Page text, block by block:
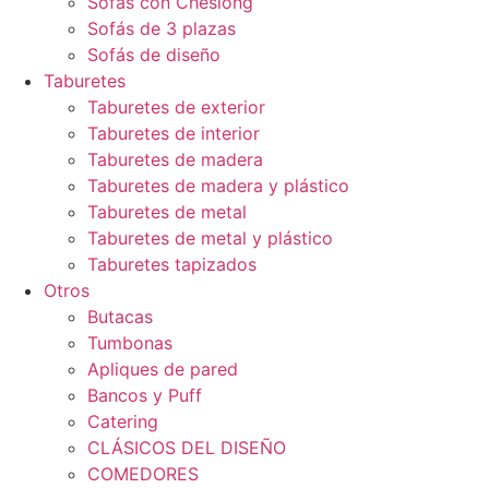
Sofás de 3 plazas
Sofás de diseño
Taburetes
Taburetes de exterior
Taburetes de interior
Taburetes de madera
Taburetes de madera y plástico
Taburetes de metal
Taburetes de metal y plástico
Taburetes tapizados
Otros
Butacas
Tumbonas
Apliques de pared
Bancos y Puff
Catering
CLÁSICOS DEL DISEÑO
COMEDORES